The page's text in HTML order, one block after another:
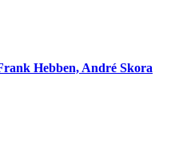
Hebben, André Skora